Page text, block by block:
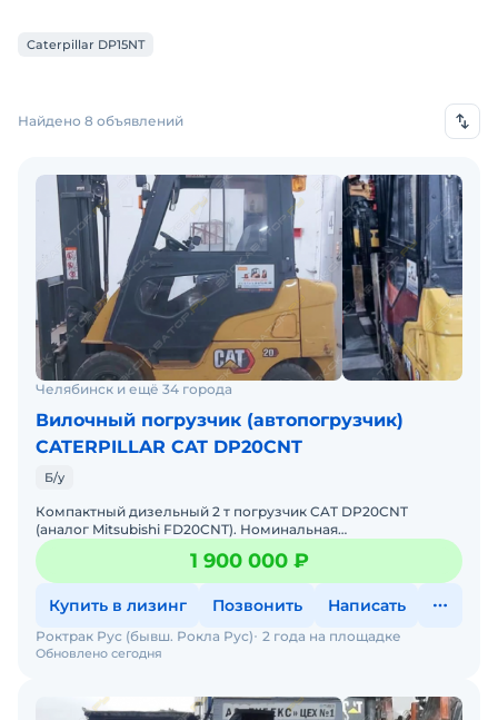
Caterpillar DP15NT
Найдено 8 объявлений
Челябинск и ещё 34 города
Вилочный погрузчик (автопогрузчик)
CATERPILLAR CAT DP20CNT
Б/у
Компактный дизельный 2 т погрузчик CAT DP20CNT
(аналог Mitsubishi FD20CNT). Номинальная
грузоподъёмность - 2000кг при 500 мм. Высота подъёма -
4700 мм. Двигател
1 900 000 ₽
Купить в лизинг Позвонить Написать
Обновлено сегодня
Роктрак Рус (бывш. Рокла Рус) 2 года на площадке